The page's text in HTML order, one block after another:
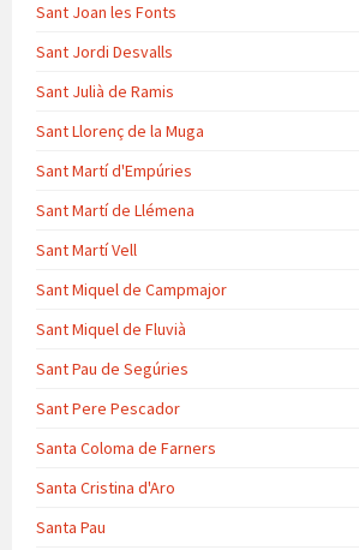
Sant Joan les Fonts
Sant Jordi Desvalls
Sant Julià de Ramis
Sant Llorenç de la Muga
Sant Martí d'Empúries
Sant Martí de Llémena
Sant Martí Vell
Sant Miquel de Campmajor
Sant Miquel de Fluvià
Sant Pau de Segúries
Sant Pere Pescador
Santa Coloma de Farners
Santa Cristina d'Aro
Santa Pau